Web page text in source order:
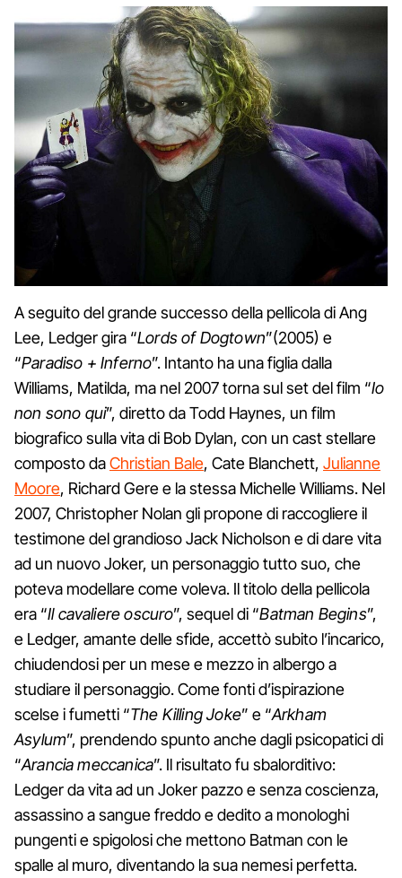
A seguito del grande successo della pellicola di Ang
Lee, Ledger gira “Lords of Dogtown”(2005) e
“Paradiso + Inferno”. Intanto ha una figlia dalla
Williams, Matilda, ma nel 2007 torna sul set del film “Io
non sono qui”, diretto da Todd Haynes, un film
biografico sulla vita di Bob Dylan, con un cast stellare
composto daChristian Bale, Cate Blanchett, Julianne
Moore, Richard Gere e la stessa Michelle Williams. Nel
2007, Christopher Nolan gli propone di raccogliere il
testimone del grandioso Jack Nicholson e di dare vita
ad un nuovo Joker, un personaggio tutto suo, che
poteva modellare come voleva. Il titolo della pellicola
era “Il cavaliere oscuro”, sequel di “Batman Begins”,
e Ledger, amante delle sfide, accettò subito l’incarico,
chiudendosi per un mese e mezzo in albergo a
studiare il personaggio. Come fonti d’ispirazione
scelse i fumetti “The Killing Joke” e “Arkham
Asylum”, prendendo spunto anche dagli psicopatici di
“Arancia meccanica”. Il risultato fu sbalorditivo:
Ledger da vita ad un Joker pazzo e senza coscienza,
assassino a sangue freddo e dedito a monologhi
pungenti e spigolosi che mettono Batman con le
spalle al muro, diventando la sua nemesi perfetta.